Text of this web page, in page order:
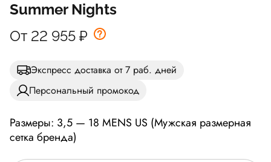
Summer Nights
От 22 955 ₽
Экспресс доставка от 7 раб. дней
Персональный промокод
Размеры: 3,5 — 18 MENS US (Мужская размерная
сетка бренда)